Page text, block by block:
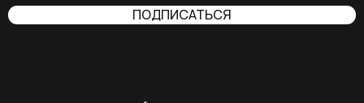
ПОДПИСАТЬСЯ